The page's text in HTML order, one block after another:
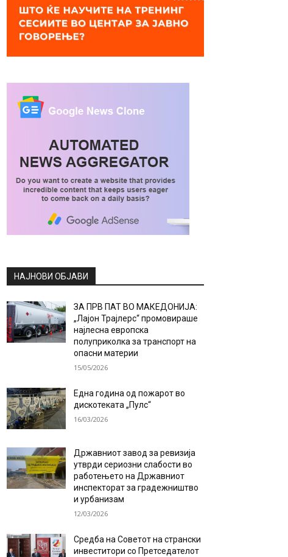
НАЈНОВИ ОБЈАВИ
ЗА ПРВ ПАТ ВО МАКЕДОНИЈА:
„Лајон Трајлерс“ промовираше
најлесна европска
полуприколка за транспорт на
опасни материи
15/05/2026
Една година од пожарот во
дискотеката „Пулс“
16/03/2026
Државниот завод за ревизија
утврди сериозни слабости во
работењето на Државниот
инспекторат за градежништво
и урбанизам
12/03/2026
Средба на Советот на странски
инвеститори со Претседателот